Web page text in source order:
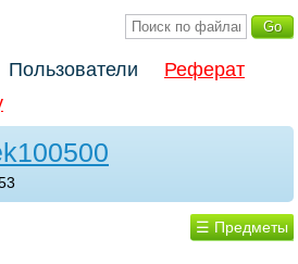
Пользователи
Реферат
☰ Предметы